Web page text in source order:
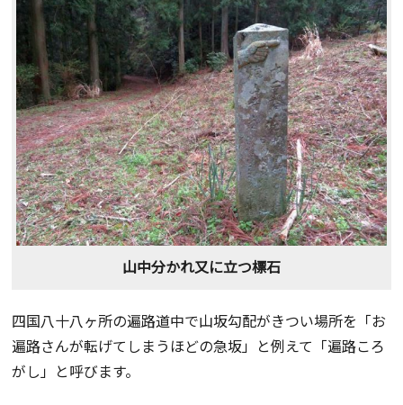
山中分かれ又に立つ標石
四国八十八ヶ所の遍路道中で山坂勾配がきつい場所を「お
遍路さんが転げてしまうほどの急坂」と例えて「遍路ころ
がし」と呼びます。